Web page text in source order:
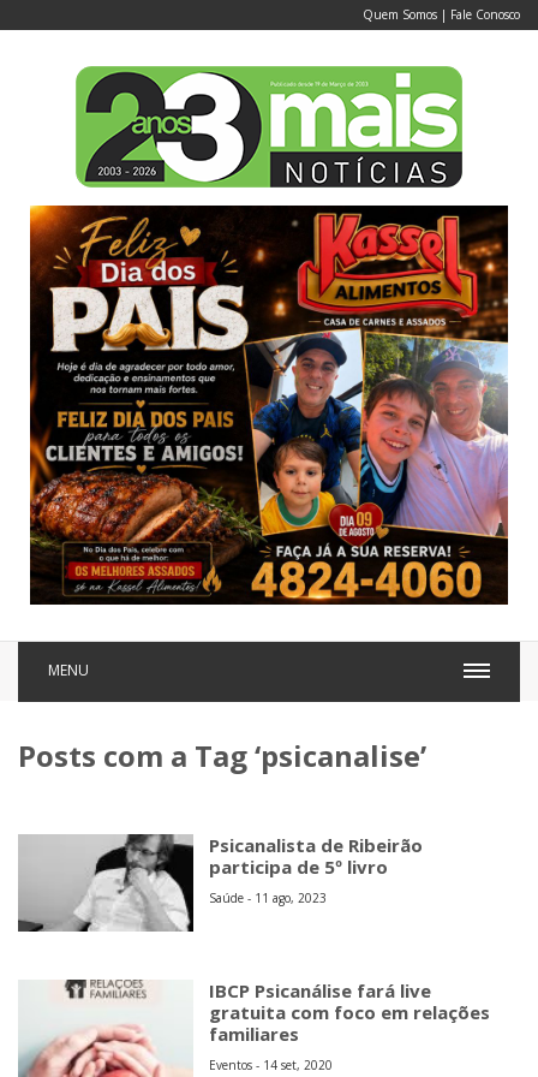
Quem Somos | Fale Conosco
MENU
Posts com a Tag ‘psicanalise’
Psicanalista de Ribeirão
participa de 5º livro
Saúde - 11 ago, 2023
IBCP Psicanálise fará live
gratuita com foco em relações
familiares
Eventos - 14 set, 2020